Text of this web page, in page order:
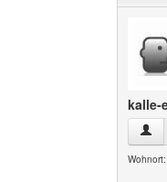
kalle-